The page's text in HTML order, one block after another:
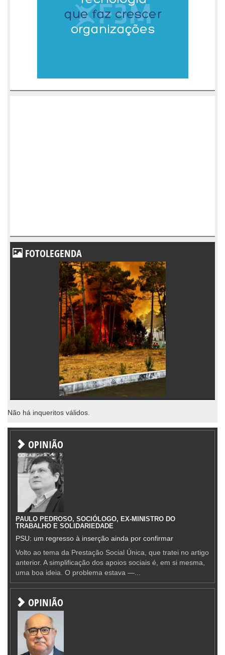
FOTOLEGENDA
Não há inqueritos válidos.
OPINIÃO
PAULO PEDROSO, SOCIÓLOGO, EX-MINISTRO DO
TRABALHO E SOLIDARIEDADE
PSU: um regresso à inserção ainda por confirmar
Volto ao tema da Prestação Social Única, que tratei no artigo
anterior. A simplificação dos apoios sociais é, em si mesma,
uma boa ideia. O problema estava —...
OPINIÃO